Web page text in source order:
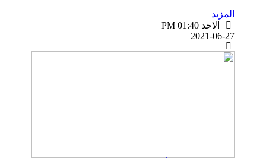
المزيد
الاحد PM 01:40
2021-06-27